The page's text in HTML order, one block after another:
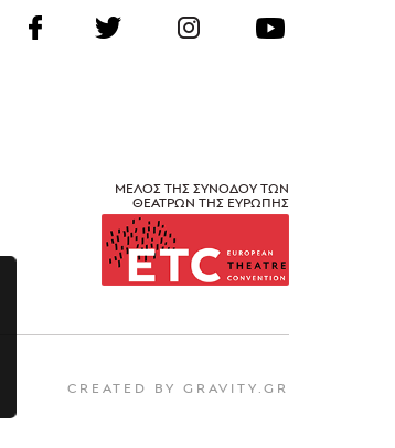
ΜΕΛΟΣ ΤΗΣ ΣΥΝΟΔΟΥ ΤΩΝ
ΘΕΑΤΡΩΝ ΤΗΣ ΕΥΡΩΠΗΣ
CREATED BY GRAVITY.GR